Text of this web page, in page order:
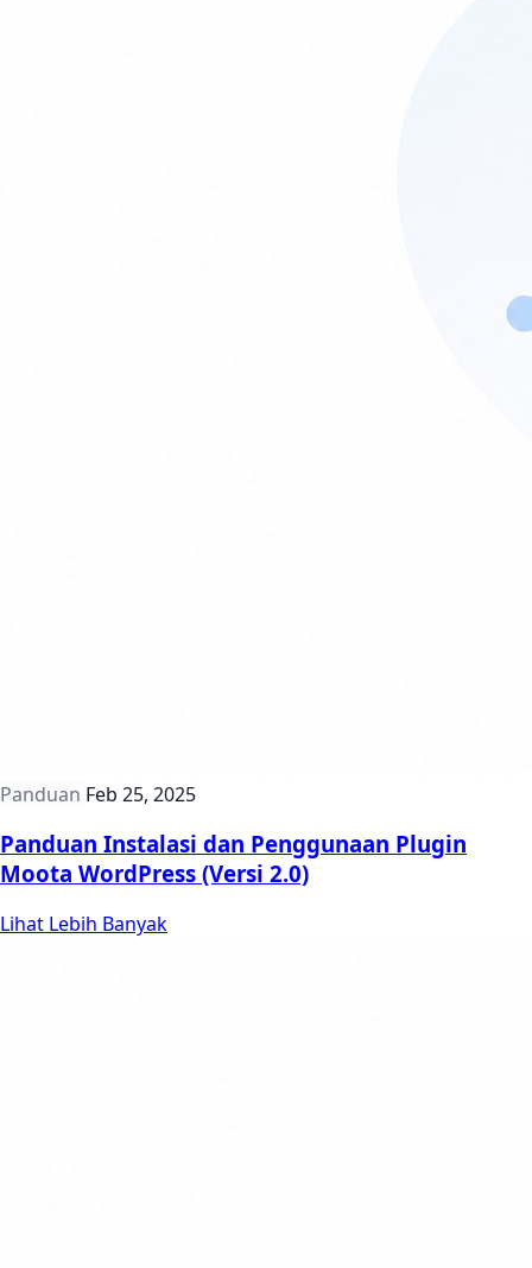
Panduan Feb 25, 2025
Panduan Instalasi dan Penggunaan Plugin
Moota WordPress (Versi 2.0)
Lihat Lebih Banyak